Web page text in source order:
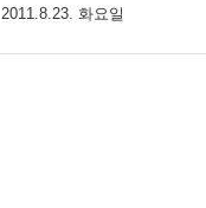
2011.8.23. 화요일